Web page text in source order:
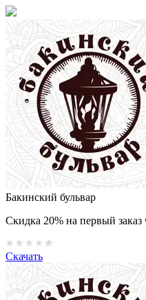
Бакинский бульвар
Скидка 20% на первый заказ
Скачать